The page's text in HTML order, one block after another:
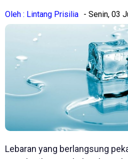
Oleh : Lintang Prisilia - Senin, 03
Lebaran yang berlangsung